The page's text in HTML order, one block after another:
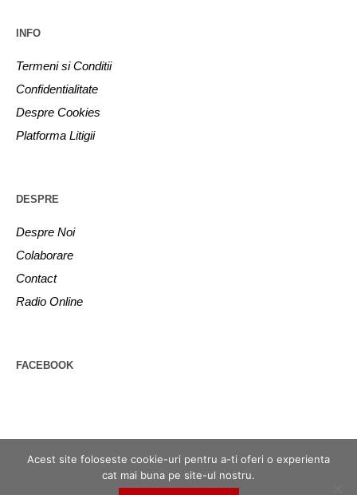
INFO
Termeni si Conditii
Confidentialitate
Despre Cookies
Platforma Litigii
DESPRE
Despre Noi
Colaborare
Contact
Radio Online
FACEBOOK
Acest site foloseste cookie-uri pentru a-ti oferi o experienta
cat mai buna pe site-ul nostru.